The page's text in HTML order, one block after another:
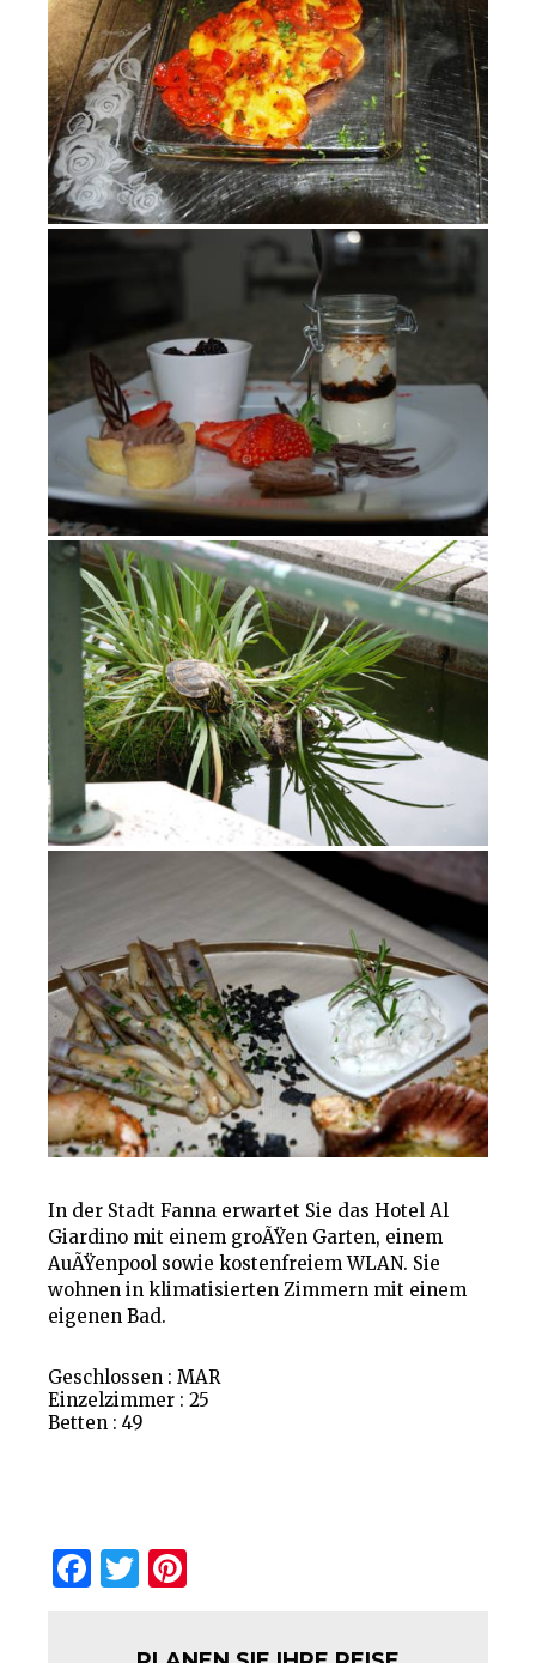
In der Stadt Fanna erwartet Sie das Hotel Al
Giardino mit einem groÃŸen Garten, einem
AuÃŸenpool sowie kostenfreiem WLAN. Sie
wohnen in klimatisierten Zimmern mit einem
eigenen Bad.
Geschlossen : MAR
Einzelzimmer : 25
Betten : 49
Facebook
Twitter